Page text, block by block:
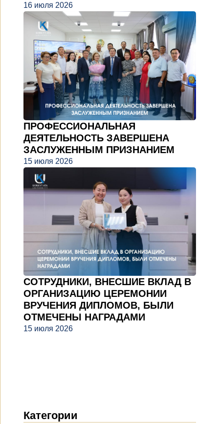
16 июля 2026
ПРОФЕССИОНАЛЬНАЯ
ДЕЯТЕЛЬНОСТЬ ЗАВЕРШЕНА
ЗАСЛУЖЕННЫМ ПРИЗНАНИЕМ
15 июля 2026
СОТРУДНИКИ, ВНЕСШИЕ ВКЛАД В
ОРГАНИЗАЦИЮ ЦЕРЕМОНИИ
ВРУЧЕНИЯ ДИПЛОМОВ, БЫЛИ
ОТМЕЧЕНЫ НАГРАДАМИ
15 июля 2026
Категории